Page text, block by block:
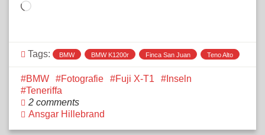
Wird
Tags: BMW BMW K1200r Finca San Juan Teno Alto
BMW Fotografie Fuji X-T1
Inseln
Teneriffa
2 comments
Ansgar Hillebrand